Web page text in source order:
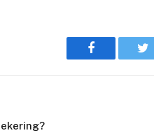
Facebook